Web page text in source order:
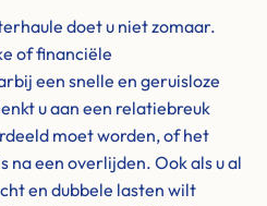
doet u niet zomaar.
of financiële
een snelle en geruisloze
u aan een relatiebreuk
moet worden, of het
na een overlijden. Ook als u al
en dubbele lasten wilt